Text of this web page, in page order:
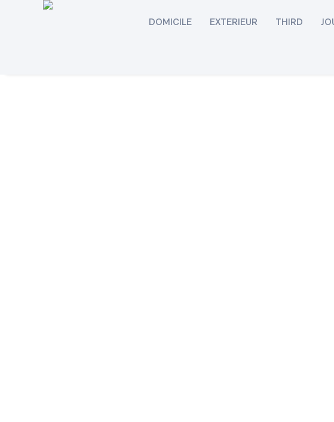
DOMICILE EXTERIEUR THIRD